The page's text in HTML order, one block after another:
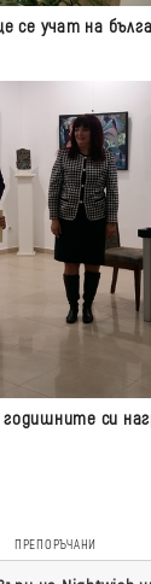
учат на
годишните си
ПРЕПОРЪЧАНИ